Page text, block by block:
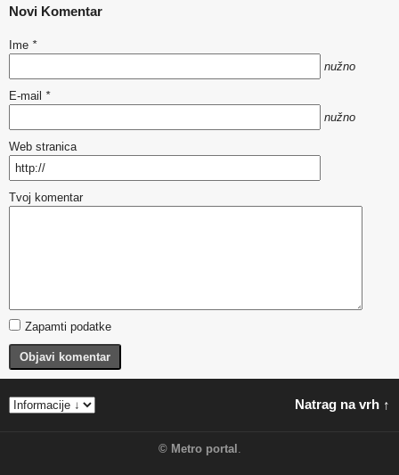
Novi Komentar
Ime *
nužno
E-mail *
nužno
Web stranica
Tvoj komentar
Zapamti podatke
Objavi komentar
Natrag na vrh ↑
© Metro portal .